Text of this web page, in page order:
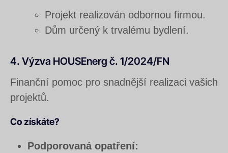
Projekt realizován odbornou firmou.
Dům určený k trvalému bydlení.
4. Výzva HOUSEnerg č. 1/2024/FN
Finanční pomoc pro snadnější realizaci vašich
projektů.
Co získáte?
Podporovaná opatření: